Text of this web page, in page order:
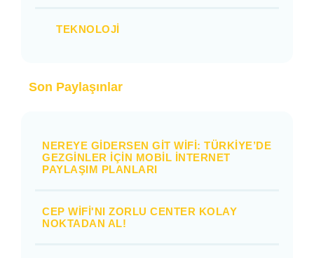
TEKNOLOJI
Son Paylaşınlar
NEREYE GIDERSEN GIT WIFI: TÜRKIYE’DE
GEZGINLER IÇIN MOBIL İNTERNET
PAYLAŞIM PLANLARI
CEP WIFI'NI ZORLU CENTER KOLAY
NOKTADAN AL!